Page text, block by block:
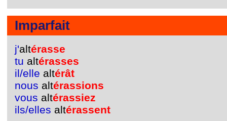
Imparfait
j'altérasse
tu altérasses
il/elle altérât
nous altérassions
vous altérassiez
ils/elles altérassent